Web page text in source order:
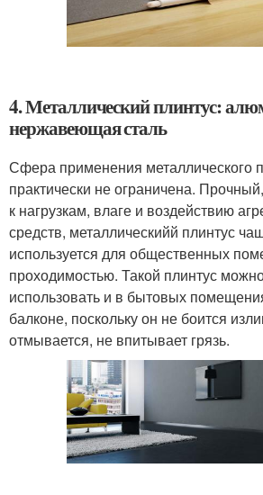
4. Металлический плинтус:
нержавеющая сталь
Сфера применения металлического
практически не ограничена.
к нагрузкам, влаге и воздействию
средств, металлическийй плинтус
используется для общественных
проходимостью. Такой плинтус
использовать и в бытовых
балконе, поскольку он не боится
отмывается, не впитывает грязь.